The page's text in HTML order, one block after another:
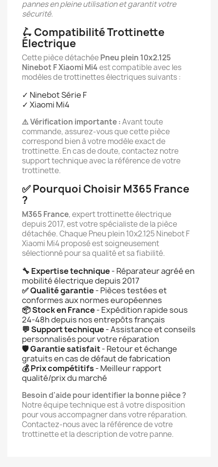
pannes en pleine utilisation et garantit votre
sécurité.
🛴 Compatibilité Trottinette
Électrique
Cette pièce détachéePneu plein 10x2.125
Ninebot F Xiaomi Mi4est compatible avec les
modèles de trottinettes électriques suivants :
✓ Ninebot Série F
✓ Xiaomi Mi4
⚠️ Vérification importante :Avant toute
commande, assurez-vous que cette pièce
correspond bien à votre modèle exact de
trottinette. En cas de doute, contactez notre
support technique avec la référence de votre
trottinette.
✅ Pourquoi Choisir M365 France
?
M365 France, expert trottinette électrique
depuis 2017, est votre spécialiste de la pièce
détachée. Chaque Pneu plein 10x2.125 Ninebot F
Xiaomi Mi4 proposé est soigneusement
sélectionné pour sa qualité et sa fiabilité.
🔧 Expertise technique- Réparateur agréé en
mobilité électrique depuis 2017
✅ Qualité garantie- Pièces testées et
conformes aux normes européennes
📦 Stock en France- Expédition rapide sous
24-48h depuis nos entrepôts français
💬 Support technique- Assistance et conseils
personnalisés pour votre réparation
🛡️ Garantie satisfait- Retour et échange
gratuits en cas de défaut de fabrication
💰 Prix compétitifs- Meilleur rapport
qualité/prix du marché
Besoin d'aide pour identifier la bonne pièce ?
Notre équipe technique est à votre disposition
pour vous accompagner dans votre réparation.
Contactez-nous avec la référence de votre
trottinette et la description de votre panne.